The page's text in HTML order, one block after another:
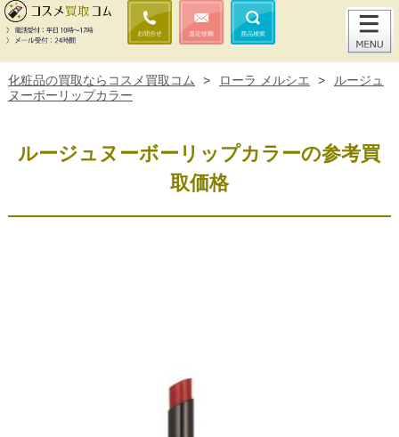
化粧品の買取ならコスメ買取コム > ローラ メルシエ >
ルージュ
ヌーボーリップカラー
ルージュヌーボーリップカラーの参考買
取価格